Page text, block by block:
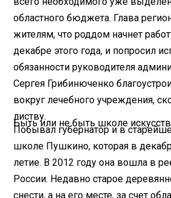
областного бюджета. Глава
жителям, что роддом начнет
декабре этого года, и попросил
обязанности руководителя
Сергея Грибинюченко
вокруг лечебного учреждения,
листву.
Быть или не быть школе искусств
Побывал губернатор и в
школе Пушкино, которая в
летие. В 2012 году она вошла в
России. Недавно старое
снести, а на его месте, за счет